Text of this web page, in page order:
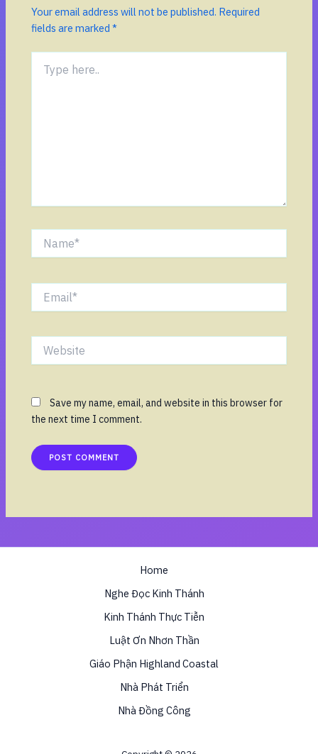
Your email address will not be published. Required
fields are marked*
here..
Website
Save my name, email, and website in this browser for
the next time I comment.
Home
Nghe Đọc Kinh Thánh
Kinh Thánh Thực Tiễn
Luật Ơn Nhơn Thần
Giáo Phận Highland Coastal
Nhà Phát Triển
Nhà Đồng Công